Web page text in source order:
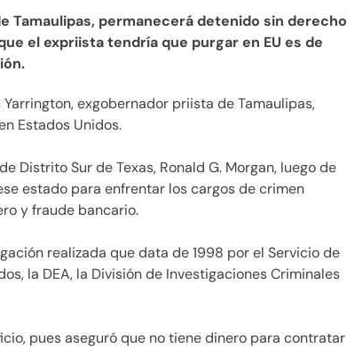
Tamaulipas, permanecerá detenido sin derecho
el expriista tendría que purgar en EU es de
Yarrington, exgobernador priista de Tamaulipas,
Estados Unidos.
Distrito Sur de Texas, Ronald G. Morgan, luego de
estado para enfrentar los cargos de crimen
y fraude bancario.
realizada que data de 1998 por el Servicio de
la DEA, la División de Investigaciones Criminales
pues aseguró que no tiene dinero para contratar